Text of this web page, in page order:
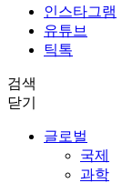
인스타그램
유튜브
틱톡
검색
닫기
글로벌
국제
과학